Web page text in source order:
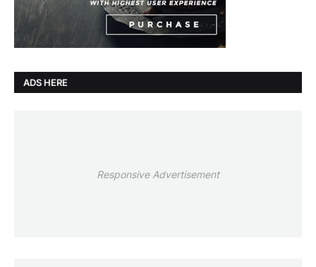
ADS HERE
Responsive Advertisement